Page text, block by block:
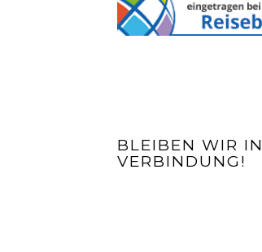
BLEIBEN WIR IN
VERBINDUNG!